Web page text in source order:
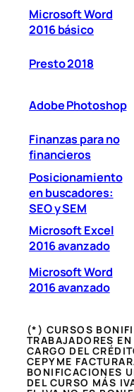
Microsoft Word
2016 básico
Presto 2018
Adobe Photoshop
Finanzas para no
financieros
Posicionamiento
en buscadores:
SEO y SEM
Microsoft Excel
2016 avanzado
Microsoft Word
2016 avanzado
(*) CURSOS
TRABAJADORES
CARGO DEL
CEPYME
BONIFICACIONES
DEL CURSO MÁS